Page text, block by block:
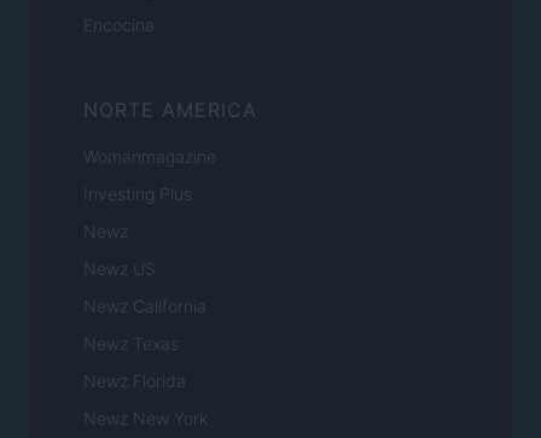
Encocina
NORTE AMERICA
Womanmagazine
Investing Plus
Newz
Newz US
Newz California
Newz Texas
Newz Florida
Newz New York